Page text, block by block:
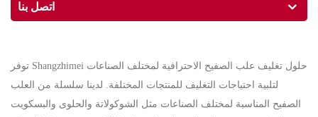
اتصل بنا
توفر Shangzhimei حلول تغليف علب الصفيح الاحترافية لمختلف الصناعات
لتلبية احتياجات التغليف للمنتجات المختلفة. لدينا سلسلة من العلب
الصفيح المناسبة لمختلف الصناعات مثل الشوكولاتة والحلوى والبسكويت